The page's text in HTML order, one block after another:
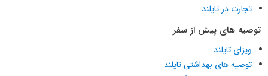
تجارت در تایلند
توصیه های پیش از سفر
ویزای تایلند
توصیه های بهداشتی تایلند